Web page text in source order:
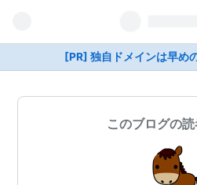
[PR] 独自ドメインは早め
このブログの